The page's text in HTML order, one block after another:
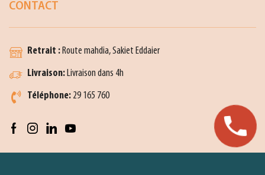
CONTACT
Retrait :Route mahdia, Sakiet Eddaier
Livraison:Livraison dans 4h
Téléphone: 29 165 760